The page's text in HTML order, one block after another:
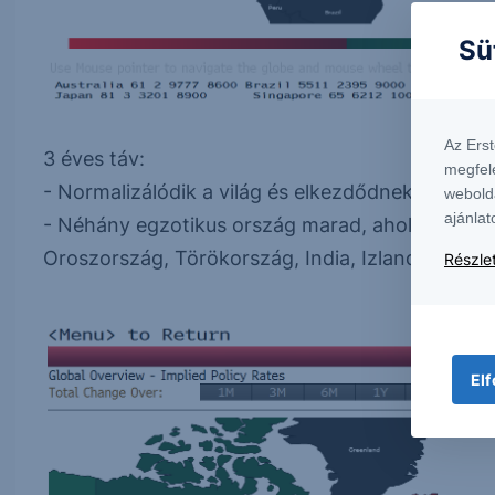
3 éves táv:
- Normalizálódik a világ és elkezdődnek a
- Néhány egzotikus ország marad, ahol 3 éves
Oroszország, Törökország, India, Izland.
Az